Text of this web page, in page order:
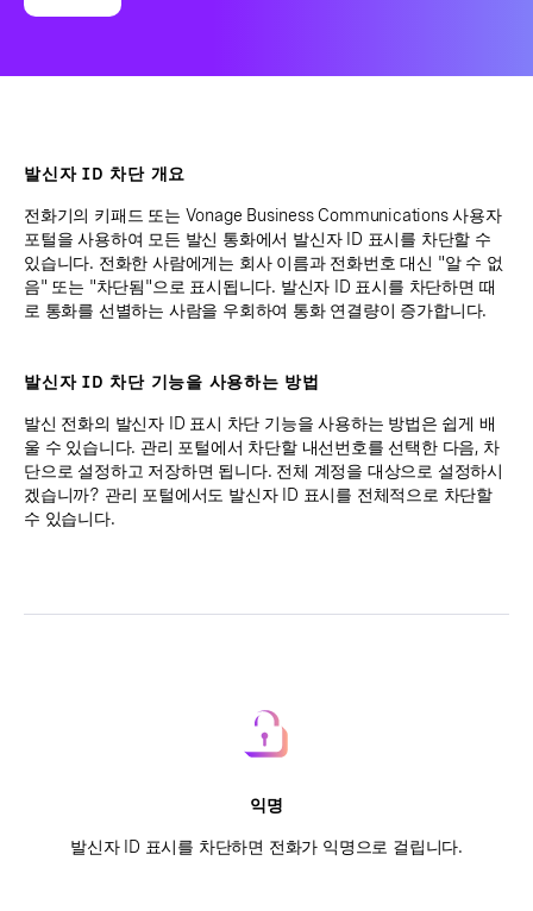
발신자 ID 차단 개요
전화기의 키패드 또는 Vonage Business Communications 사용자
포털을 사용하여 모든 발신 통화에서 발신자 ID 표시를 차단할 수
있습니다. 전화한 사람에게는 회사 이름과 전화번호 대신 "알 수 없
음" 또는 "차단됨"으로 표시됩니다. 발신자 ID 표시를 차단하면 때
로 통화를 선별하는 사람을 우회하여 통화 연결량이 증가합니다.
발신자 ID 차단 기능을 사용하는 방법
발신 전화의 발신자 ID 표시 차단 기능을 사용하는 방법은 쉽게 배
울 수 있습니다. 관리 포털에서 차단할 내선번호를 선택한 다음, 차
단으로 설정하고 저장하면 됩니다. 전체 계정을 대상으로 설정하시
겠습니까? 관리 포털에서도 발신자 ID 표시를 전체적으로 차단할
수 있습니다.
익명
발신자 ID 표시를 차단하면 전화가 익명으로 걸립니다.